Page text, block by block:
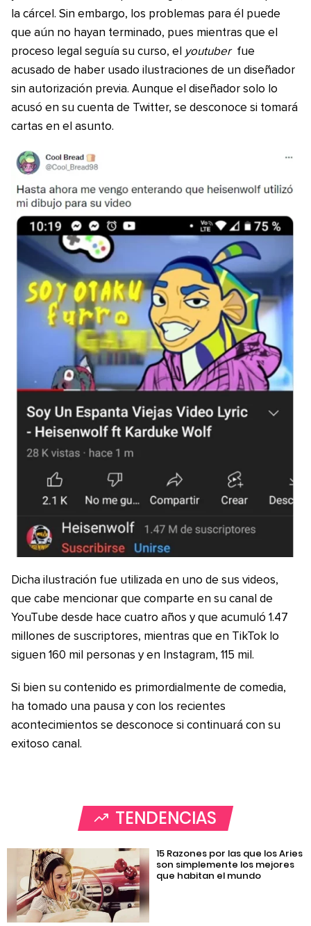
la cárcel. Sin embargo, los problemas para él puede
que aún no hayan terminado, pues mientras que el
proceso legal seguía su curso, el
youtuber fue
acusado de haber usado ilustraciones de un diseñador
sin autorización previa. Aunque el diseñador solo lo
acusó en su cuenta de Twitter, se desconoce si tomará
cartas en el asunto.
Dicha ilustración fue utilizada en uno de sus videos,
que cabe mencionar que comparte en su canal de
YouTube desde hace cuatro años y que acumuló 1.47
millones de suscriptores, mientras que en TikTok lo
siguen 160 mil personas y en Instagram, 115 mil.
Si bien su contenido es primordialmente de comedia,
ha tomado una pausa y con los recientes
acontecimientos se desconoce si continuará con su
exitoso canal.
TENDENCIAS
15 Razones por las que los Aries
son simplemente los mejores
que habitan el mundo